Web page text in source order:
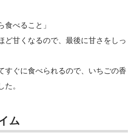
食べること」
ど甘くなるので、最後に甘さをしっ
すぐに食べられるので、いちごの香
た。
ム